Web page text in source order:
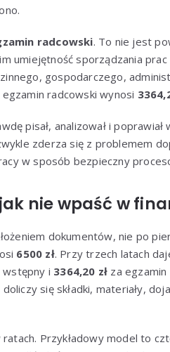
radcowski. To nie jest
umiejętność sporządzania
gospodarczego,
radcowski wynosi
pisał, analizował i poprawiał
zderza się z problemem
w sposób bezpieczny
nie wpaść w
dokumentów, nie po
6500 zł. Przy trzech latach
i 3364,20 zł za egzamin
doliczy się składki, materiały,
ratach. Przykładowy model to